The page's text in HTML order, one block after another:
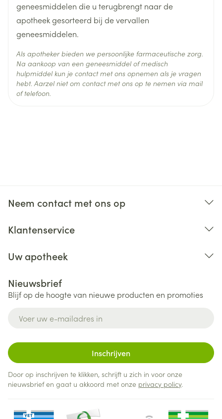
geneesmiddelen die u terugbrengt naar de
apotheek gesorteerd bij de vervallen
geneesmiddelen.
Als apotheker bieden we persoonlijke farmaceutische zorg.
Na aankoop van een geneesmiddel of medisch
hulpmiddel kun je contact met ons opnemen als je vragen
hebt. Aarzel niet om contact met ons op te nemen via mail
of telefoon.
Neem contact met ons op
Klantenservice
Uw apotheek
Nieuwsbrief
Blijf op de hoogte van nieuwe producten en promoties
Inschrijven
Door op inschrijven te klikken, schrijft u zich in voor onze
nieuwsbrief en gaat u akkoord met onze privacy policy.